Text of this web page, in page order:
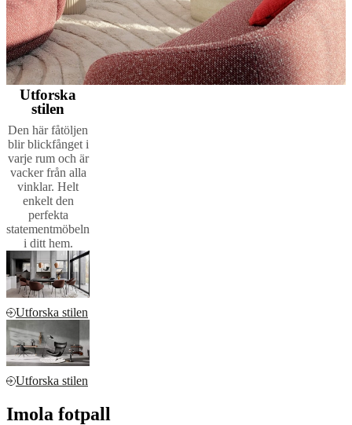
Utforska
stilen
Den här fåtöljen
blir blickfånget i
varje rum och är
vacker från alla
vinklar. Helt
enkelt den
perfekta
statementmöbeln
i ditt hem.
Utforska stilen
Utforska stilen
Imola fotpall